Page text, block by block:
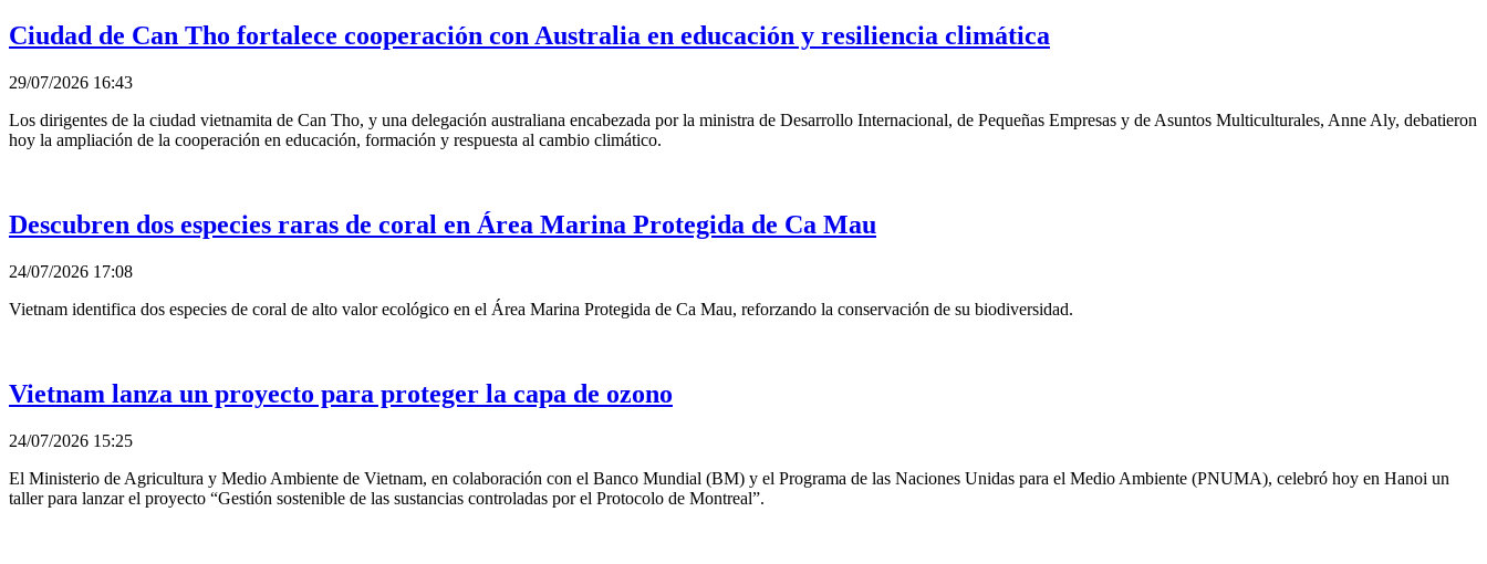
Ciudad de Can Tho fortalece cooperación con Australia en educación y resiliencia climática
29/07/2026 16:43
Los dirigentes de la ciudad vietnamita de Can Tho, y una delegación australiana encabezada por la ministra de Desarrollo Internacional, de Pequeñas Empresas y de Asuntos Multiculturales, Anne Aly, debatieron
hoy la ampliación de la cooperación en educación, formación y respuesta al cambio climático.
Descubren dos especies raras de coral en Área Marina Protegida de Ca Mau
24/07/2026 17:08
Vietnam identifica dos especies de coral de alto valor ecológico en el Área Marina Protegida de Ca Mau, reforzando la conservación de su biodiversidad.
Vietnam lanza un proyecto para proteger la capa de ozono
24/07/2026 15:25
El Ministerio de Agricultura y Medio Ambiente de Vietnam, en colaboración con el Banco Mundial (BM) y el Programa de las Naciones Unidas para el Medio Ambiente (PNUMA), celebró hoy en Hanoi un
taller para lanzar el proyecto “Gestión sostenible de las sustancias controladas por el Protocolo de Montreal”.